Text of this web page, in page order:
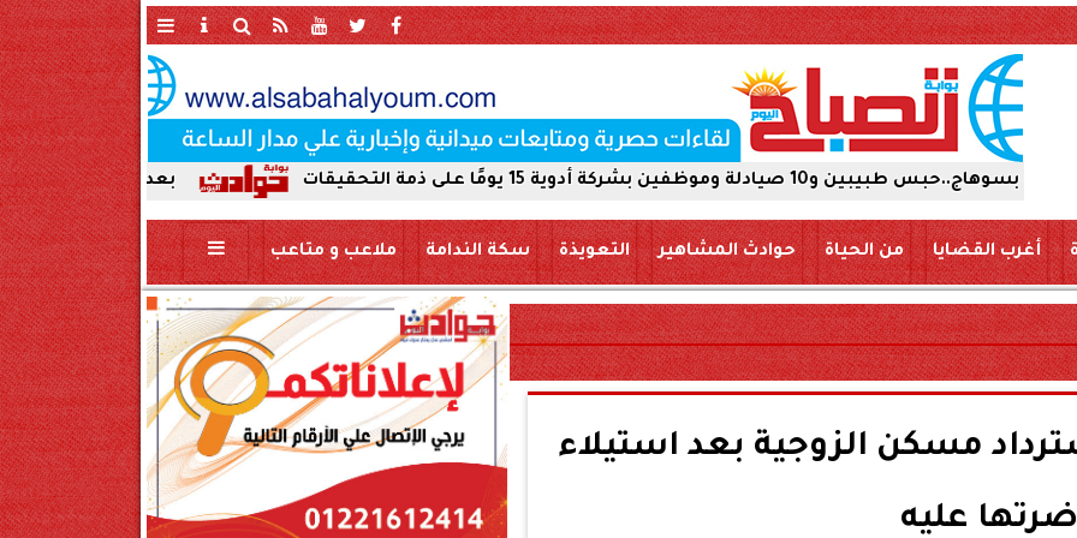
بعد ضبط حمير مذبوحة في أدوية 15 يومًا على ذمة التحقيقات
أغرب القضايا من الحياة حوادث المشاهير التعويذة سكة الندامة ملاعب و متاعب
مسكن الزوجية بعد استيلاء
ضرتها عليه